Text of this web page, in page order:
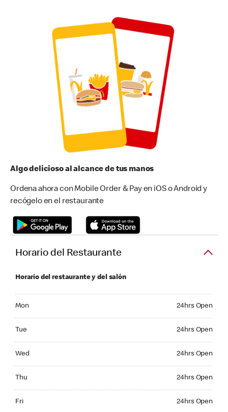
Algo delicioso al alcance de tus manos
Ordena ahora con Mobile Order & Pay en iOS o Android y
recógelo en el restaurante
Horario del Restaurante
Horario del restaurante y del salón
Mon 24hrs Open
Tue 24hrs Open
Wed 24hrs Open
Thu 24hrs Open
Fri 24hrs Open